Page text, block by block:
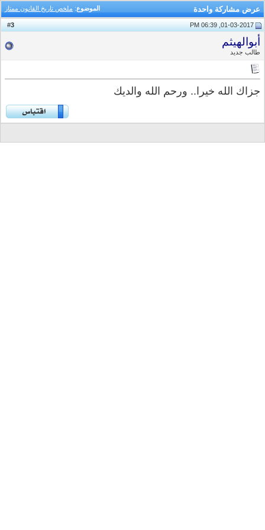
الموضوع: ملخص تاريخ القانون ممتاز عرض مشاركة واحدة
3
أبوالهيثم
طالب جديد
جزاك الله خيرا.. ورحم الله والديك